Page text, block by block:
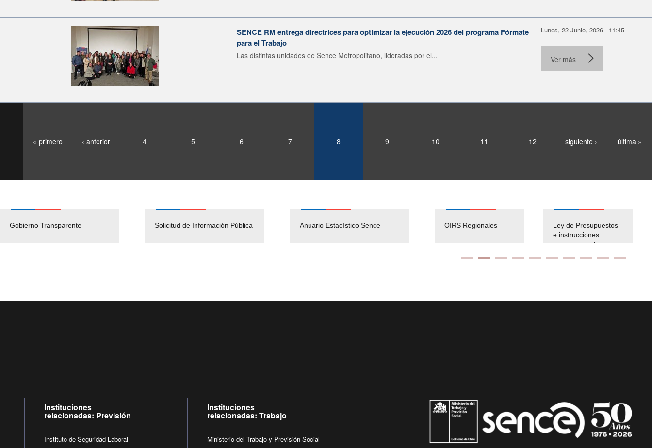
SENCE RM entrega directrices para optimizar la ejecución 2026 del programa Fórmate
para el Trabajo
Las distintas unidades de Sence Metropolitano, lideradas por el...
Lunes, 22 Junio, 2026 - 11:45
Ver más
« primero ‹ anterior 4 5 6 7 8 9 10 11 12 siguiente › última »
Gobierno Transparente Solicitud de Información Pública Anuario Estadístico Sence
Pago Proveedores
Empleos Públicos
Solicitud Audiencias y
OIRS Regionales
Ley de Presupuestos
e instrucciones
presuspuetarias
Instituciones
relacionadas: Previsión
Instituto de Seguridad Laboral
Instituciones
relacionadas: Trabajo
Ministerio del Trabajo y Previsión Social